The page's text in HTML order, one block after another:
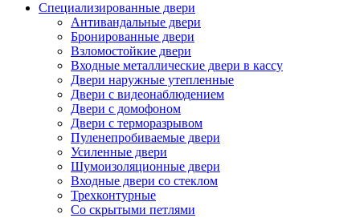
Специализированные двери
Антивандальные двери
Бронированные двери
Взломостойкие двери
Входные металлические двери в кассу
Двери наружные утепленные
Двери с видеонаблюдением
Двери с домофоном
Двери с терморазрывом
Пуленепробиваемые двери
Усиленные двери
Шумоизоляционные двери
Входные двери со стеклом
Трехконтурные
Со скрытыми петлями